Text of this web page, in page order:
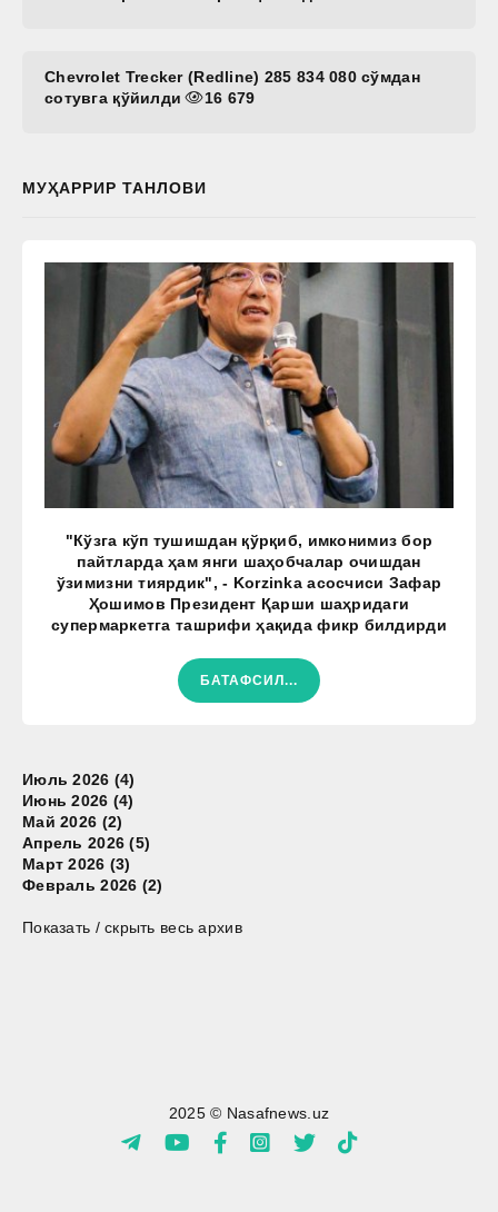
Chevrolet Trecker (Redline) 285 834 080 сўмдан
сотувга қўйилди
16 679
МУҲАРРИР ТАНЛОВИ
"Кўзга кўп тушишдан қўрқиб, имконимиз бор
пайтларда ҳам янги шаҳобчалар очишдан
ўзимизни тиярдик", - Korzinka асосчиси Зафар
Ҳошимов Президент Қарши шаҳридаги
супермаркетга ташрифи ҳақида фикр билдирди
БАТАФСИЛ...
Июль 2026 (4)
Июнь 2026 (4)
Май 2026 (2)
Апрель 2026 (5)
Март 2026 (3)
Февраль 2026 (2)
Показать / скрыть весь архив
2025 © Nasafnews.uz